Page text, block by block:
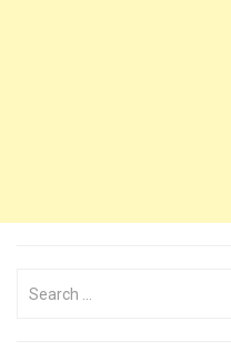
Search